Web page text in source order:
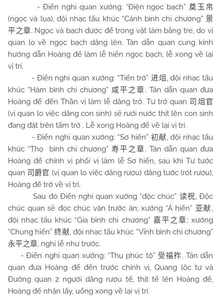
- Điển nghi quan xướng: “Điện ngọc bạch”奠玉帛
(ngọc và lụa), đội nhạc tấu khúc “Cảnh bình chi chương” 景
平之章. Ngọc và bạch được để trong vật làm bằng tre, do vị
quan lo về ngọc bạch dâng lên. Tán dẫn quan cung kính
hướng dẫn Hoàng đế làm lễ hiến ngọc bạch, lễ xong về lại
vị trí.
- Điển nghi quan xướng: “Tiến trở”进俎 , đội nhạc tấu
khúc “Hàm bình chi chương” 咸平之章. Tán dẫn quan đưa
Hoàng đế đến Thần vị làm lễ dâng trở. Tư trở quan 司俎官
(vị quan lo việc dâng con sinh) sẽ rưới nước thịt lên con sinh
đang đặt trên tấm trở . Lễ xong Hoàng đế về lại vị trí.
- Điển nghi quan xướng: “Sơ hiến” 初献, đội nhạc tấu
khúc “Thọ bình chi chương” 寿平之章. Tán dẫn quan đưa
Hoàng đế chính vị phối vị làm lễ Sơ hiến, sau khi Tư tước
quan 司爵官 (vị quan lo việc dâng rượu) dâng tước (rót rượu),
Hoàng đế trở về vị trí.
Sau đó Điển nghi quan xướng “độc chúc” 读祝, Độc
chúc quan sẽ đọc chúc văn trước án; xướng “Á hiến” 亚献,
đội nhạc tấu khúc “Gia bình chi chương” 嘉平之章; xướng
“Chung hiến”终献, đội nhạc tấu khúc “Vĩnh bình chi chương”
永平之章, nghi lễ như trước.
- Điển nghi quan xướng: “Thụ phúc tộ” 受福祚. Tán dẫn
quan đưa Hoàng đế đến trước chính vị, Quang lộc tự và
Đường quan 2 người dâng rượu tế, thịt tế lên Hoàng đế,
Hoàng đế nhận lấy, uống xong về lại vị trí.